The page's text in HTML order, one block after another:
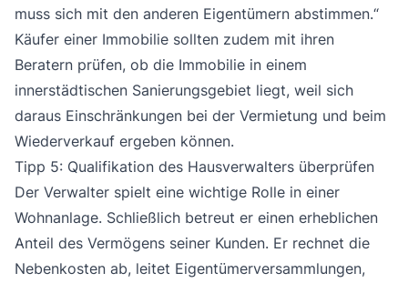
muss sich mit den anderen Eigentümern abstimmen.“
Käufer einer Immobilie sollten zudem mit ihren
Beratern prüfen, ob die Immobilie in einem
innerstädtischen Sanierungsgebiet liegt, weil sich
daraus Einschränkungen bei der Vermietung und beim
Wiederverkauf ergeben können.
Tipp 5: Qualifikation des Hausverwalters überprüfen
Der Verwalter spielt eine wichtige Rolle in einer
Wohnanlage. Schließlich betreut er einen erheblichen
Anteil des Vermögens seiner Kunden. Er rechnet die
Nebenkosten ab, leitet Eigentümerversammlungen,